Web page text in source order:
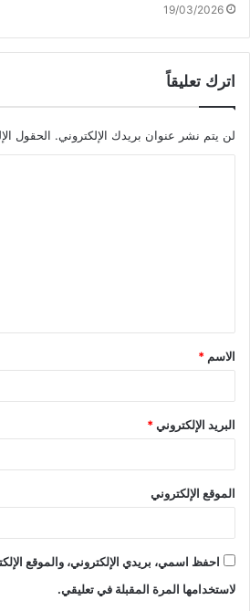
19/03/2026
اترك تعليقاً
لن يتم نشر عنوان بريدك الإلكتروني. الحقول
ق
*
الاسم *
البريد الإلكتروني*
الموقع الإلكتروني
احفظ اسمي، بريدي الإلكتروني، والموقع
لاستخدامها المرة المقبلة في تعليقي.